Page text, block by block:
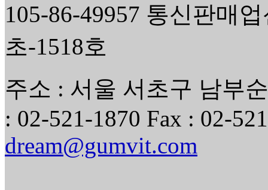
105-86-49957 통신판매
초-1518호
주소 : 서울 서초구 남부
: 02-521-1870 Fax : 02-
dream@gumvit.com